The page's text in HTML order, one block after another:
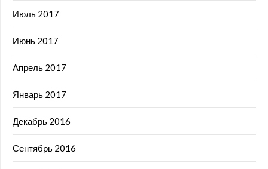
Июль 2017
Июнь 2017
Апрель 2017
Январь 2017
Декабрь 2016
Сентябрь 2016